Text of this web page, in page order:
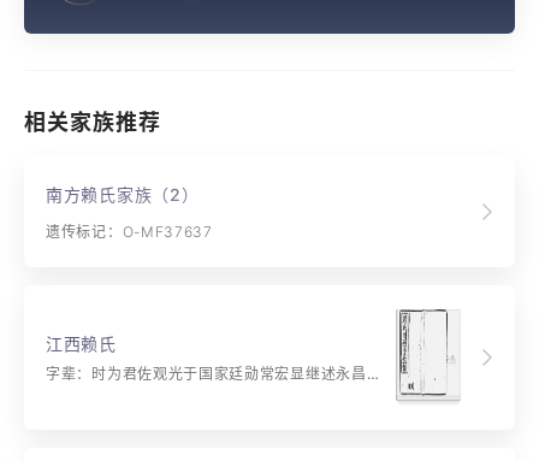
相关家族推荐
南方赖氏家族（2）
遗传标记：O-MF37637
江西赖氏
字辈：时为君佐观光于国家廷勋常宏显继述永昌华攸宜传名？因之德位嘉维兹经猷大日克引龄遐